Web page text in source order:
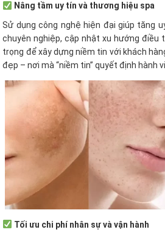
Nâng tầm uy tín và thương hiệu spa
Sử dụng công nghệ hiện đại giúp tăng
chuyên nghiệp, cập nhật xu hướng điều
trọng để xây dựng niềm tin với khách
đẹp – nơi mà “niềm tin” quyết định hành
Tối ưu chi phí nhân sự và vận hành